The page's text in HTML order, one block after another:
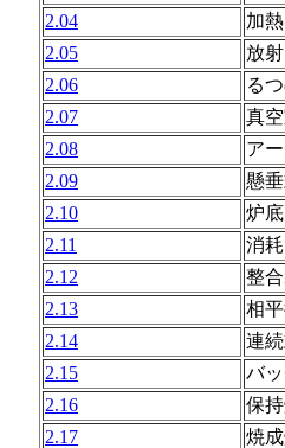
2.04
加
2.05
放
2.06
る
2.07
真
2.08
ア
2.09
懸
2.10
炉
2.11
消
2.12
整
2.13
相
2.14
連
2.15
バ
2.16
保
2.17
焼